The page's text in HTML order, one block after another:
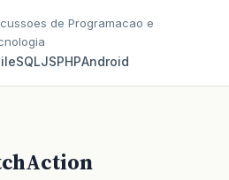
de Programacao e
SQLJSPHPAndroid